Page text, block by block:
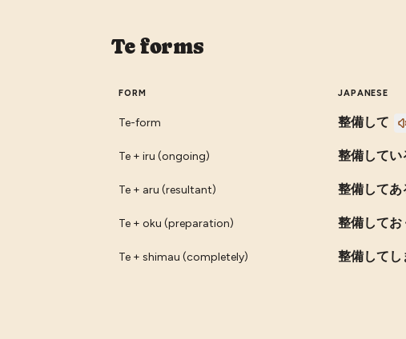
Te forms
FORM JAPANESE
Te-form 整備して
Te + iru (ongoing) 整備してい
Te + aru (resultant) 整備してあ
Te + oku (preparation) 整備してお
Te + shimau (completely) 整備してし